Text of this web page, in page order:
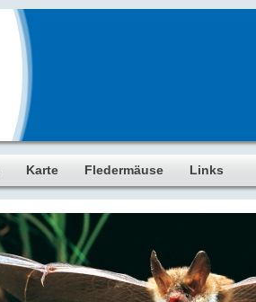
Karte Fledermäuse Links